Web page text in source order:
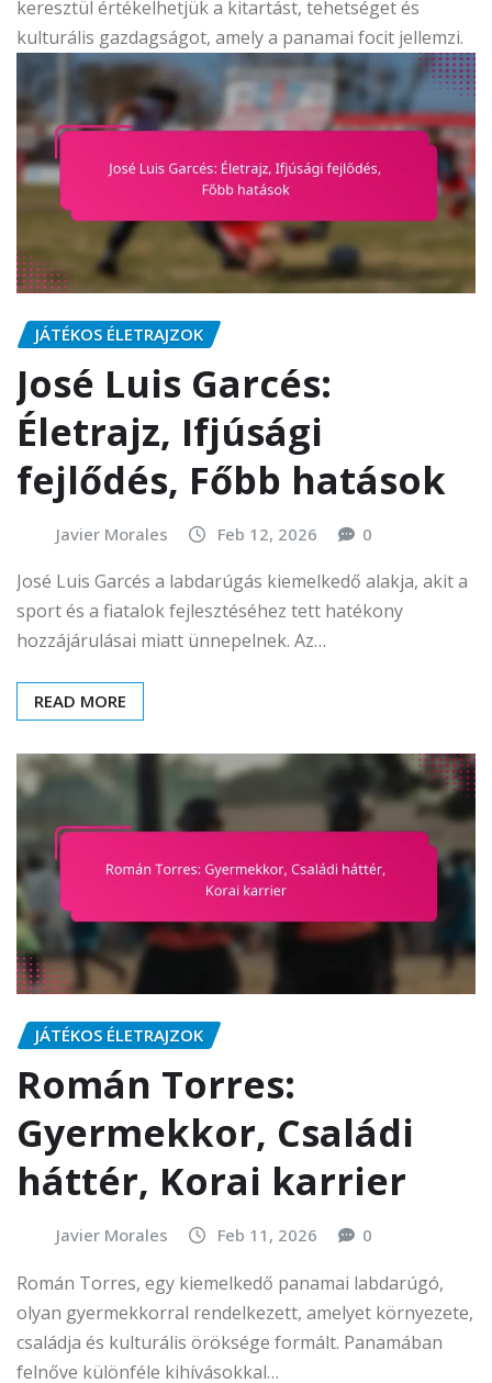
keresztül értékelhetjük a kitartást, tehetséget és
kulturális gazdagságot, amely a panamai focit jellemzi.
JÁTÉKOS ÉLETRAJZOK
José Luis Garcés:
Életrajz, Ifjúsági
fejlődés, Főbb hatások
Javier Morales Feb 12, 2026 0
José Luis Garcés a labdarúgás kiemelkedő alakja, akit a
sport és a fiatalok fejlesztéséhez tett hatékony
hozzájárulásai miatt ünnepelnek. Az…
READ MORE
JÁTÉKOS ÉLETRAJZOK
Román Torres:
Gyermekkor, Családi
háttér, Korai karrier
Javier Morales Feb 11, 2026 0
Román Torres, egy kiemelkedő panamai labdarúgó,
olyan gyermekkorral rendelkezett, amelyet környezete,
családja és kulturális öröksége formált. Panamában
felnőve különféle kihívásokkal…